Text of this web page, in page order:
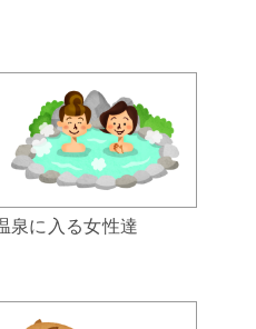
泉に入る女性達